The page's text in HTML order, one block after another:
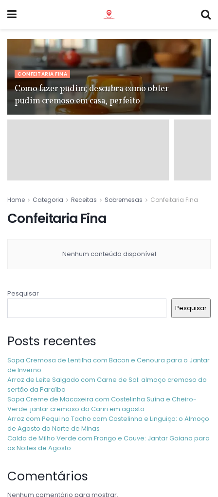
CONFEITARIA FINA
Como fazer pudim; descubra como obter
pudim cremoso em casa, perfeito
Home Categoria Receitas Sobremesas Confeitaria Fina
Confeitaria Fina
Nenhum conteúdo disponível
Pesquisar
Pesquisar
Posts recentes
Sopa Cremosa de Lentilha com Bacon e Cenoura para o Jantar
de Inverno
Arroz de Leite Salgado com Carne de Sol: almoço cremoso do
sertão da Paraíba
Sopa Creme de Macaxeira com Costelinha Suína e Cheiro-
Verde: jantar cremoso do Cariri em agosto
Arroz com Pequi no Tacho com Costelinha e Linguiça: o Almoço
de Agosto do Norte de Minas
Caldo de Milho Verde com Frango e Couve: Jantar Goiano para
as Noites de Agosto
Comentários
Nenhum comentário para mostrar.